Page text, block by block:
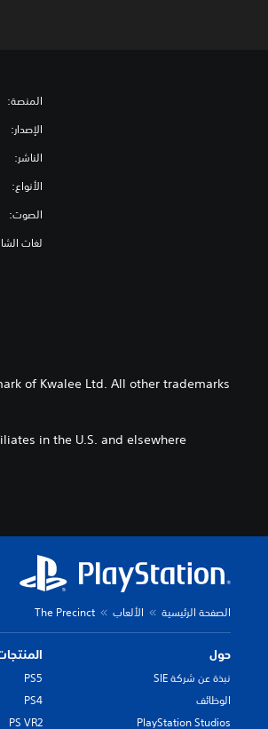
المنصة:
الإصدار:
الناشر:
الأنواع:
الصوت:
لغات
of Kwalee Ltd. All other trademarks
in the U.S. and elsewhere.
الصفحة الرئيسية الألعاب The Precinct
حول
نبذة عن شركة SIE
الوظائف
PlayStation Studios
PS5
PS4
PS VR2